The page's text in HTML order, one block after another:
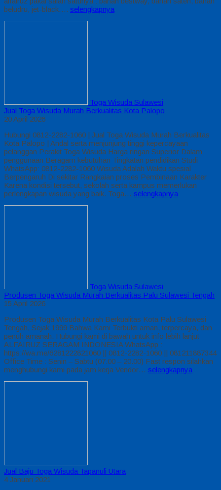
beludru, jet-black…. selengkapnya
Toga Wisuda Sulawesi
Jual Toga Wisuda Murah Berkualitas Kota Palopo
20 April 2026
Hubungi 0812-2282-1060 | Jual Toga Wisuda Murah Berkualitas
Kota Palopo | Andal serta menjunjung tinggi kepercayaan
pelanggan Perakit Toga Wisuda Harga ringan Superior Dalam
penggunaan Beragam kebutuhan Tingkatan pendidikan Studi
WhatsApp: 0812-2282-1060 Wisuda Adalah Waktu spesial
Berpengaruh Di sekitar Rangkaian proses Pembinaan Karakter
Karena kondisi tersebut, sekolah serta kampus memerlukan
perlengkapan wisuda yang baik. Toga… selengkapnya
Toga Wisuda Sulawesi
Produsen Toga Wisuda Murah Berkualitas Palu Sulawesi Tengah
15 April 2026
Produsen Toga Wisuda Murah Berkualitas Kota Palu Sulawesi
Tengah, Sejak 1999 Bahwa Kami Terbukti aman, terpercaya, dan
penuh amanah. Hubungi kami di bawah untuk info lebih lanjut
ALFAIRUZ SERAGAM INDONESIA WhatsApp :
https://wa.me/6281222821060 || 0812-2282-1060 || 081211887344
Office Time : Senin – Sabtu (07.00 – 20.00) Fast respon silahkan
menghubungi kami pada jam kerja Vendor… selengkapnya
Jual Baju Toga Wisuda Tapanuli Utara
4 Januari 2021